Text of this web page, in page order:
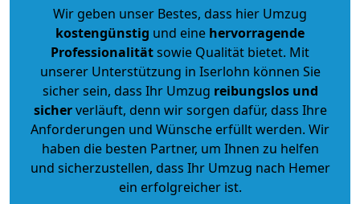
Wir geben unser Bestes, dass hier Umzug
kostengünstig und eine hervorragende
Professionalitätsowie Qualität bietet. Mit
unserer Unterstützung in Iserlohn können Sie
sicher sein, dass Ihr Umzug reibungslos und
sicherverläuft, denn wir sorgen dafür, dass Ihre
Anforderungen und Wünsche erfüllt werden. Wir
haben die besten Partner, um Ihnen zu helfen
und sicherzustellen, dass Ihr Umzug nach Hemer
ein erfolgreicher ist.